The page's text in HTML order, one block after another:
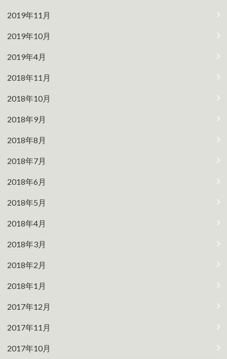
2019年11月
2019年10月
2019年4月
2018年11月
2018年10月
2018年9月
2018年8月
2018年7月
2018年6月
2018年5月
2018年4月
2018年3月
2018年2月
2018年1月
2017年12月
2017年11月
2017年10月